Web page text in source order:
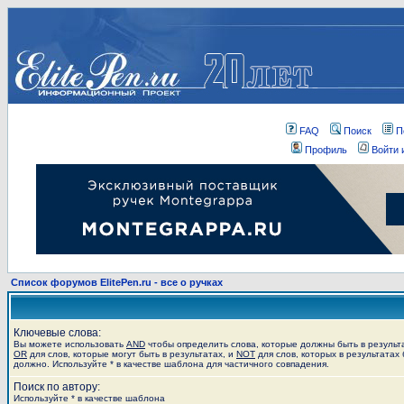
FAQ Поиск
Профиль
Войти
Список форумов ElitePen.ru - все о ручках
Ключевые слова:
Вы можете использовать AND чтобы определить слова, которые должны быть в
OR для слов, которые могут быть в результатах, и NOT для слов, которых в результатах
должно. Используйте * в качестве шаблона для частичного совпадения.
Поиск по автору:
Используйте * в качестве шаблона